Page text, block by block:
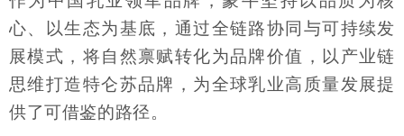
心、以生态为基底，通过全链路协同与可持续发
展模式，将自然禀赋转化为品牌价值，以产业链
思维打造特仑苏品牌，为全球乳业高质量发展提
供了可借鉴的路径。